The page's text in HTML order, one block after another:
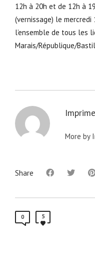
12h à 20h et de 12h à
(vernissage) le mercredi
l’ensemble de tous les
Marais/République/
More by
Share
0 5